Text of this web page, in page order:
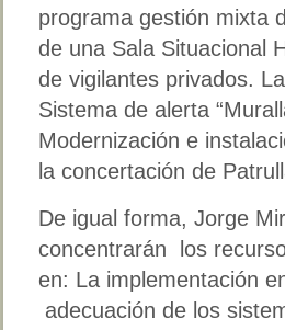
programa gestión mixta
de una Sala Situacional
de vigilantes privados.
Sistema de alerta
Modernización e
la concertación de
De igual forma, Jorge
concentrarán los
en: La implementación
adecuación de los